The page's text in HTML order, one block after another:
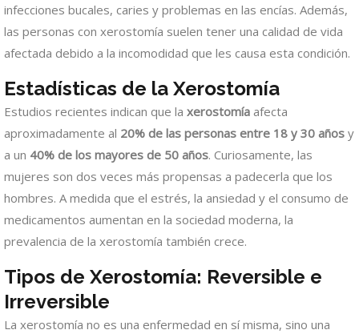
infecciones bucales, caries y problemas en las encías. Además,
las personas con xerostomía suelen tener una calidad de vida
afectada debido a la incomodidad que les causa esta condición.
Estadísticas de la Xerostomía
Estudios recientes indican que la xerostomía afecta
aproximadamente al 20% de las personas entre 18 y 30 años y
a un 40% de los mayores de 50 años. Curiosamente, las
mujeres son dos veces más propensas a padecerla que los
hombres. A medida que el estrés, la ansiedad y el consumo de
medicamentos aumentan en la sociedad moderna, la
prevalencia de la xerostomía también crece.
Tipos de Xerostomía: Reversible e
Irreversible
La xerostomía no es una enfermedad en sí misma, sino una